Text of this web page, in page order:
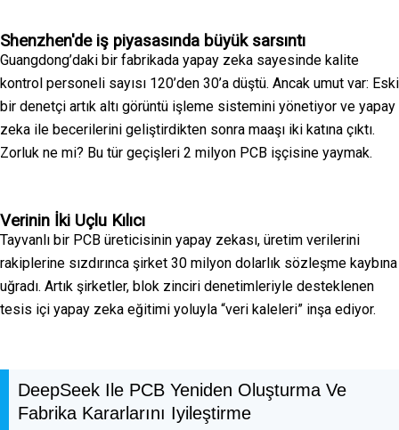
Shenzhen'de iş piyasasında büyük sarsıntı
Guangdong’daki bir fabrikada yapay zeka sayesinde kalite
kontrol personeli sayısı 120’den 30’a düştü. Ancak umut var: Eski
bir denetçi artık altı görüntü işleme sistemini yönetiyor ve yapay
zeka ile becerilerini geliştirdikten sonra maaşı iki katına çıktı.
Zorluk ne mi? Bu tür geçişleri 2 milyon PCB işçisine yaymak.
Verinin İki Uçlu Kılıcı
Tayvanlı bir PCB üreticisinin yapay zekası, üretim verilerini
rakiplerine sızdırınca şirket 30 milyon dolarlık sözleşme kaybına
uğradı. Artık şirketler, blok zinciri denetimleriyle desteklenen
tesis içi yapay zeka eğitimi yoluyla “veri kaleleri” inşa ediyor.
DeepSeek Ile PCB Yeniden Oluşturma Ve
Fabrika Kararlarını Iyileştirme